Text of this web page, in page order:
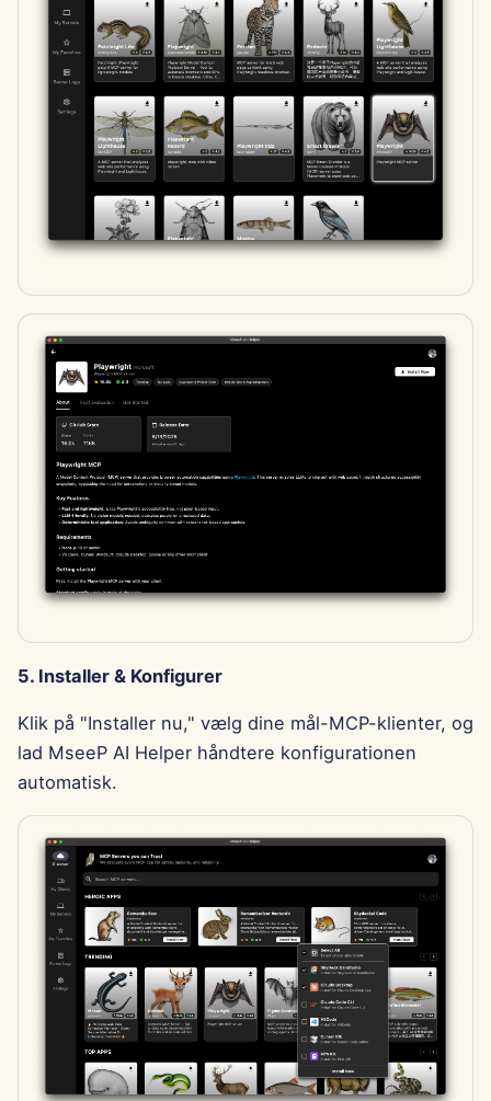
5. Installer & Konfigurer
Klik på "Installer nu," vælg dine mål-MCP-klienter, og
lad MseeP AI Helper håndtere konfigurationen
automatisk.